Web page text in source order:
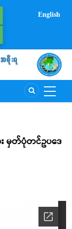
English
း မှတ်ပုံတင်ဥပဒေ